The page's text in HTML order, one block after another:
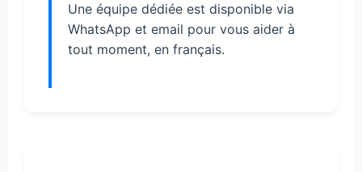
Une équipe dédiée est disponible via
WhatsApp et email pour vous aider à
tout moment, en français.